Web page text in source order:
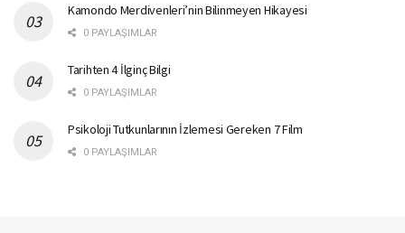
Kamondo Merdivenleri’nin Bilinmeyen Hikayesi
0 PAYLAŞIMLAR
Tarihten 4 İlginç Bilgi
0 PAYLAŞIMLAR
Psikoloji Tutkunlarının İzlemesi Gereken 7 Film
0 PAYLAŞIMLAR